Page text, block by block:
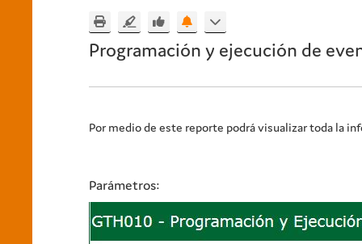
Programación y ejecución de
Por medio de este reporte podrá visualizar toda la
Parámetros: